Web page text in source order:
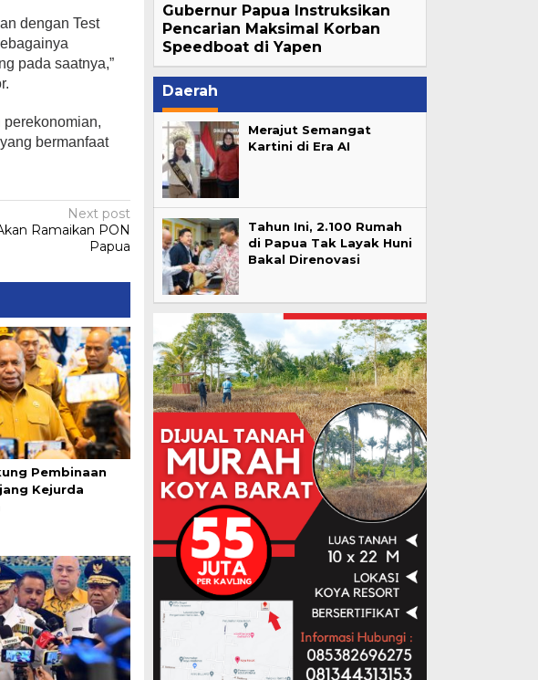
dengan Test
pada saatnya,”
bermanfaat
Next post
Ramaikan PON
Papua
Pembinaan
Kejurda
Gubernur Papua Instruksikan
Pencarian Maksimal Korban
Speedboat di Yapen
Daerah
Merajut Semangat
Kartini di Era AI
Tahun Ini, 2.100 Rumah
di Papua Tak Layak Huni
Bakal Direnovasi